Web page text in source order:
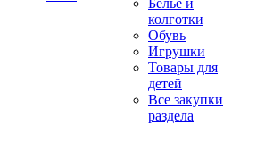
Белье и
колготки
Обувь
Игрушки
Товары для
детей
Все закупки
раздела